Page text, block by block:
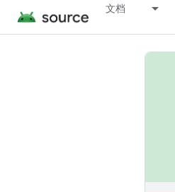
文档